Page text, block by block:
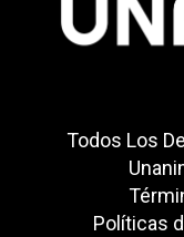
Todos Los
Políticas